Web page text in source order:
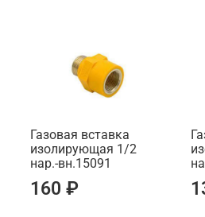
Газовая вставка
изолирующая 1/2
нар.-вн.15091
160 ₽